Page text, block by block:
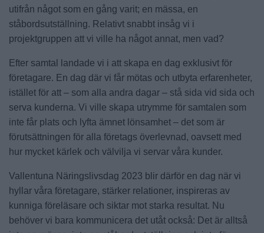
utifrån något som en gång varit; en mässa, en
ståbordsutställning. Relativt snabbt insåg vi i
projektgruppen att vi ville ha något annat, men vad?
Efter samtal landade vi i att skapa en dag exklusivt för
företagare. En dag där vi får mötas och utbyta erfarenheter,
istället för att – som alla andra dagar – stå sida vid sida och
serva kunderna. Vi ville skapa utrymme för samtalen som
inte får plats och lyfta ämnet lönsamhet – det som är
förutsättningen för alla företags överlevnad, oavsett med
hur mycket kärlek och välvilja vi servar våra kunder.
Vallentuna Näringslivsdag 2023 blir därför en dag när vi
hyllar våra företagare, stärker relationer, inspireras av
kunniga föreläsare och siktar mot starka resultat. Nu
behöver vi bara kommunicera det utåt också: Det är alltså